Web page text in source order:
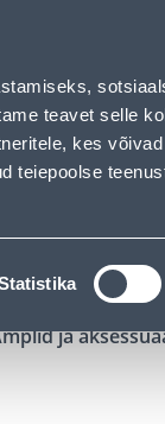
teavet selle
kes
teiepoolse
Karjäärileht
OTSI
ja